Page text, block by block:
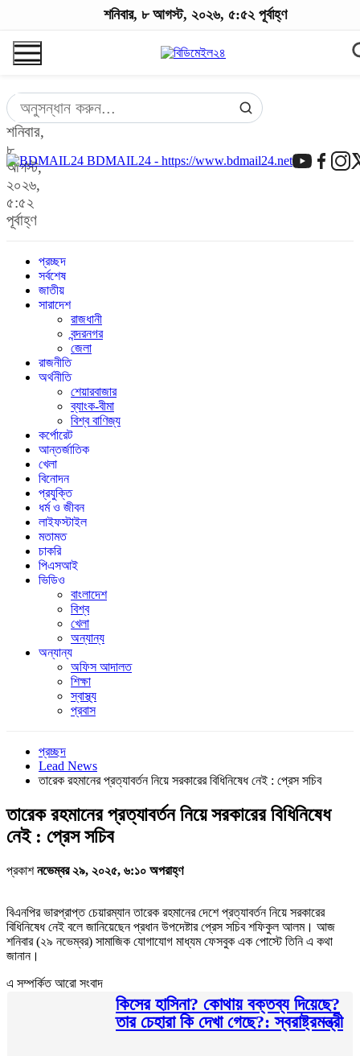
শনিবার,
৮
আগস্ট,
২০২৬,
৫:৫২
পূর্বাহ্ণ
BDMAIL24 - https://www.bdmail24.net
প্রচ্ছদ
সর্বশেষ
জাতীয়
সারাদেশ
রাজধানী
বন্দরনগর
জেলা
রাজনীতি
অর্থনীতি
শেয়ারবাজার
ব্যাংক-বীমা
বিশ্ব বাণিজ্য
কর্পোরেট
আন্তর্জাতিক
খেলা
বিনোদন
প্রযুক্তি
ধর্ম ও জীবন
লাইফস্টাইল
মতামত
চাকরি
পিএসআই
ভিডিও
বাংলাদেশ
বিশ্ব
খেলা
অন্যান্য
অন্যান্য
অফিস আদালত
শিক্ষা
স্বাস্থ্য
প্রবাস
শনিবার, ৮ আগস্ট, ২০২৬, ৫:৫২ পূর্বাহ্ণ
প্রচ্ছদ
Lead News
তারেক রহমানের প্রত্যাবর্তন নিয়ে সরকারের বিধিনিষেধ নেই : প্রেস সচিব
তারেক রহমানের প্রত্যাবর্তন নিয়ে সরকারের বিধিনিষেধ
নেই : প্রেস সচিব
প্রকাশনভেম্বর ২৯, ২০২৫, ৬:১০ অপরাহ্ণ
বিএনপির ভারপ্রাপ্ত চেয়ারম্যান তারেক রহমানের দেশে প্রত্যাবর্তন নিয়ে সরকারের
বিধিনিষেধ নেই বলে জানিয়েছেন প্রধান উপদেষ্টার প্রেস সচিব শফিকুল আলম। আজ
শনিবার (২৯ নভেম্বর) সামাজিক যোগাযোগ মাধ্যম ফেসবুক এক পোস্টে তিনি এ কথা
জানান।
এ সম্পর্কিত আরো সংবাদ
কিসের হাসিনা? কোথায় বক্তব্য দিয়েছে?
তার চেহারা কি দেখা গেছে?: স্বরাষ্ট্রমন্ত্রী